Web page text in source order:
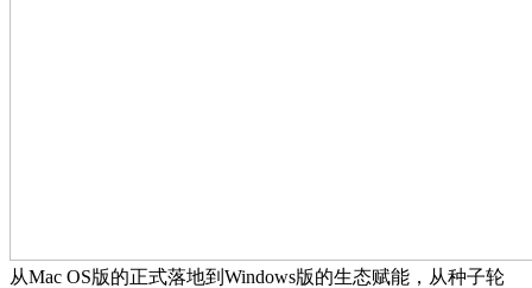
从Mac OS版的正式落地到Windows版的生态赋能，从种子轮